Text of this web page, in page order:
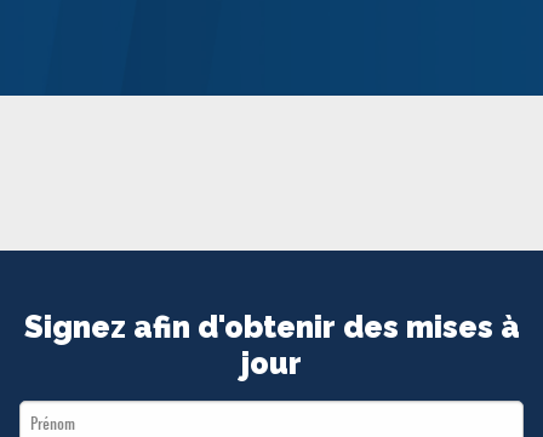
ADHÉREZ
Signez afin d'obtenir des mises à
jour
First